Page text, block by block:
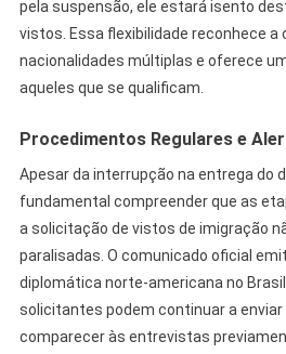
pela suspensão, ele estará isento
vistos. Essa flexibilidade reconhece a
nacionalidades múltiplas e oferece
aqueles que se qualificam.
Procedimentos Regulares e
Apesar da interrupção na entrega do
fundamental compreender que as
a solicitação de vistos de imigração
paralisadas. O comunicado oficial
diplomática norte-americana no
solicitantes podem continuar a enviar
comparecer às entrevistas